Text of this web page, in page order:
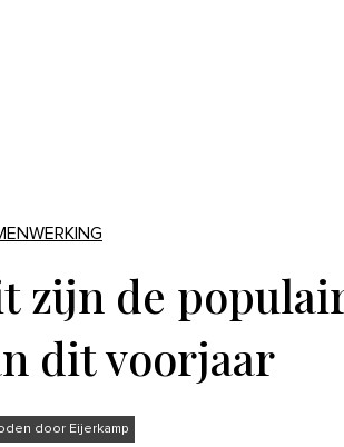
zijn de
dit voorjaar
door Eijerkamp